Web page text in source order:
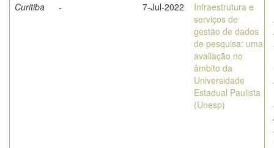
Curitiba
- 7-Jul-2022
Infraestrutura e
serviços de
gestão de dados
de pesquisa: uma
avaliação no
âmbito da
Universidade
Estadual Paulista
(Unesp)